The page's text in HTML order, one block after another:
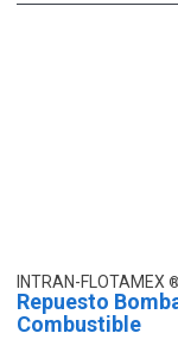
INTRAN-FLOTAMEX
Repuesto
Combustible